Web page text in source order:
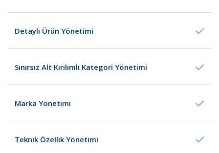
Detaylı Ürün Yönetimi
Sınırsız Alt Kırılımlı Kategori Yönetimi
Marka Yönetimi
Teknik Özellik Yönetimi